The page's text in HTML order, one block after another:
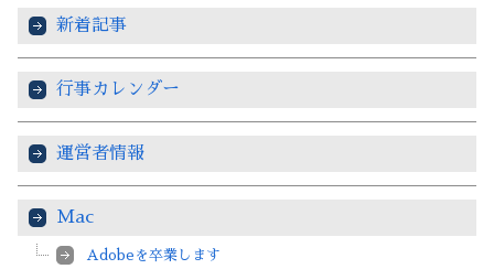
新着記事
行事カレンダー
運営者情報
Mac
Adobeを卒業します